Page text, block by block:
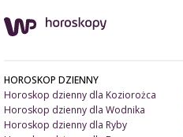
HOROSKOP DZIENNY
Horoskop dzienny dla Koziorożca
Horoskop dzienny dla Wodnika
Horoskop dzienny dla Ryby